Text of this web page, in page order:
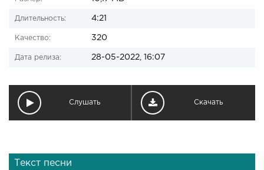
Длительность: 4:21
Качество: 320
Дата релиза: 28-05-2022, 16:07
Слушать Скачать
Текст песни